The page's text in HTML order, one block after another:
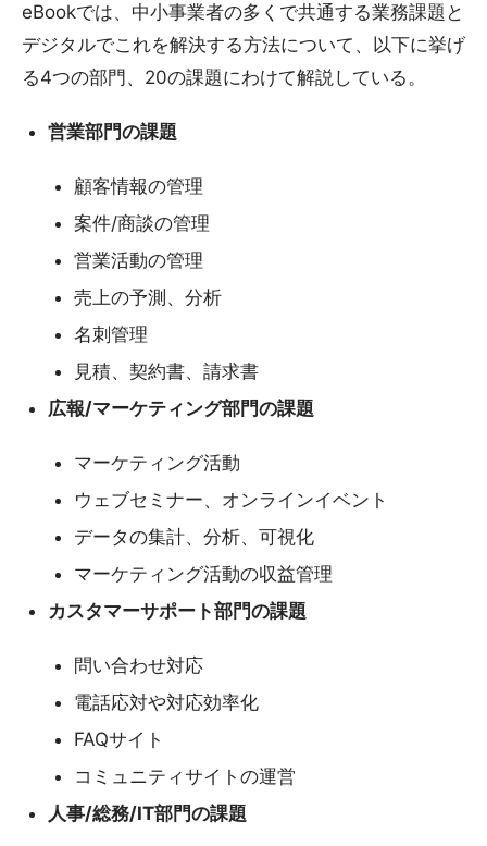
eBookでは、中小事業者の多くで共通する業務課題と
デジタルでこれを解決する方法について、以下に挙げ
る4つの部門、20の課題にわけて解説している。
営業部門の課題
顧客情報の管理
案件/商談の管理
営業活動の管理
売上の予測、分析
名刺管理
見積、契約書、請求書
広報/マーケティング部門の課題
マーケティング活動
ウェブセミナー、オンラインイベント
データの集計、分析、可視化
マーケティング活動の収益管理
カスタマーサポート部門の課題
問い合わせ対応
電話応対や対応効率化
FAQサイト
コミュニティサイトの運営
人事/総務/IT部門の課題